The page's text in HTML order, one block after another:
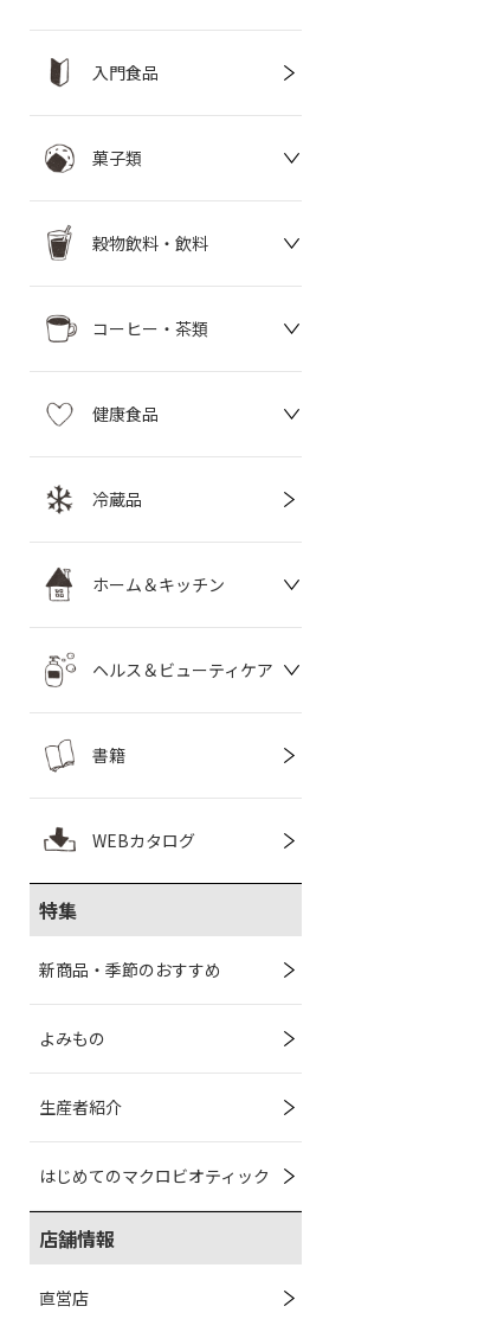
入門食品
菓子類
穀物飲料・飲料
コーヒー・茶類
健康食品
冷蔵品
ホーム＆キッチン
ヘルス＆ビューティケア
書籍
WEBカタログ
特集
新商品・季節のおすすめ
よみもの
生産者紹介
はじめてのマクロビオティック
店舗情報
直営店